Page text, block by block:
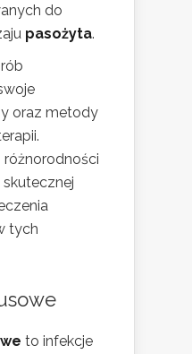
do
pasożyta.
oraz metody
różnorodności
tych
to infekcje